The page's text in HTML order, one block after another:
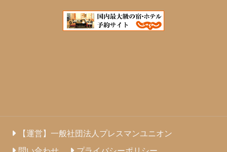
【運営】一般社団法人プレスマンユニオン